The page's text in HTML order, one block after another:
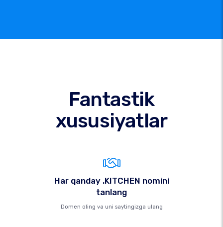
Fantastik
xususiyatlar
Har qanday .KITCHEN nomini
tanlang
Domen oling va uni saytingizga ulang